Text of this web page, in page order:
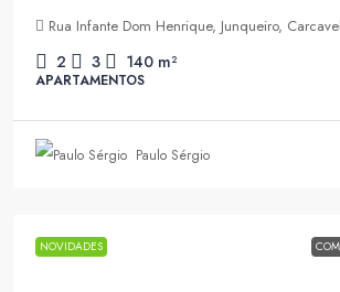
Rua Infante Dom Henrique, Junqueiro,
2 3 140 m²
APARTAMENTOS
Paulo Sérgio
NOVIDADES